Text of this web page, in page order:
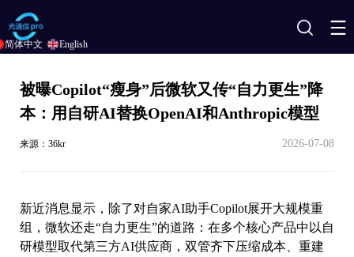
搜
被曝Copilot“瘦身”后微软又传“自力更生”降
本：用自研AI替换OpenAI和Anthropic模型
来源：36kr 2026-07-08
新近消息显示，除了对自家AI助手Copilot展开大规模重
组，微软还走“自力更生”的道路：在多个核心产品中以自
研模型取代第三方AI供应商，双管齐下压缩成本、重建
简体中文 English